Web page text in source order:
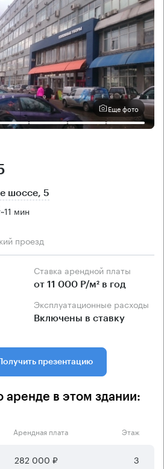
Еще фото
шоссе, 5
~11 мин
проезд
Ставка арендной платы
от 11 000 Р/м² в год
Эксплуатационные расходы
Включены в ставку
Получить презентацию
аренде в этом здании:
Арендная плата Этаж
282 000 ₽ 3